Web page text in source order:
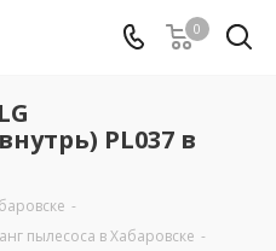
0
PL037 в
-
пылесоса в Хабаровске -